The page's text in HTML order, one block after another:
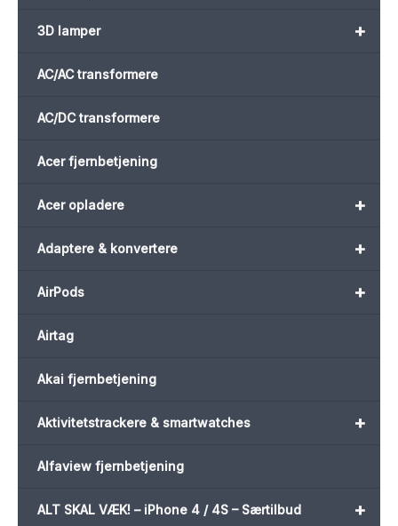
+
3D lamper
AC/AC transformere
AC/DC transformere
Acer fjernbetjening
+
Acer opladere
+
Adaptere & konvertere
+
AirPods
Airtag
Akai fjernbetjening
+
Aktivitetstrackere & smartwatches
Alfaview fjernbetjening
+
ALT SKAL VÆK! – iPhone 4 / 4S – Særtilbud